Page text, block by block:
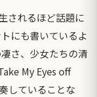
されるほど話題に
にも書いているよ
さ、少女たちの清
My Eyes off
していることな